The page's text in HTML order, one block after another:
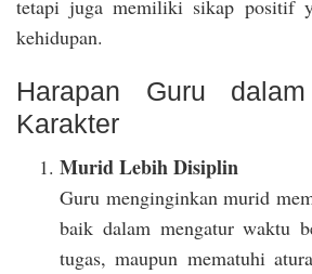
tetapi juga memiliki sikap positif
kehidupan.
Harapan Guru
Karakter
Murid Lebih Disiplin
Guru menginginkan murid
baik dalam mengatur waktu
tugas, maupun mematuhi